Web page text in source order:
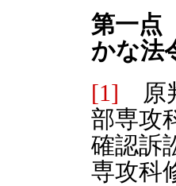
第一点
かな法
[1] 原
部専攻
確認訴
専攻科